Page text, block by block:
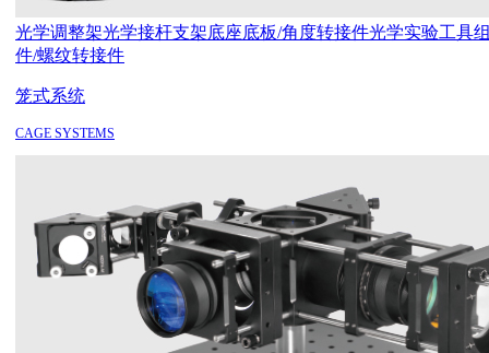
光学调整架光学接杆支架底座底板/角度转接件光学实验工具
件/螺纹转接件
笼式系统
CAGE SYSTEMS